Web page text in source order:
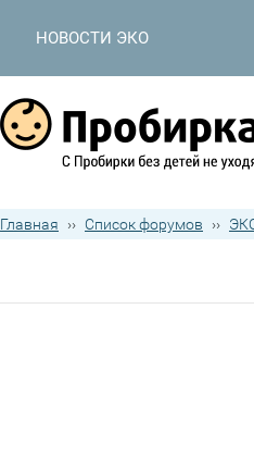
НОВОСТИ ЭКО
Главная ›› Список форумов ››